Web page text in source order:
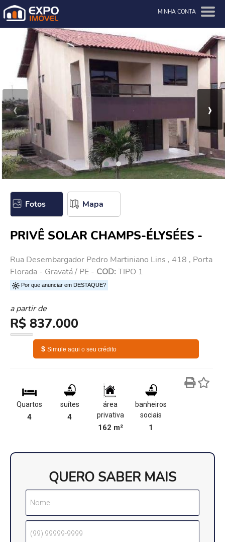
MINHA CONTA
‹ ›
Fotos Mapa
PRIVÊ SOLAR CHAMPS-ÉLYSÉES -
Rua Desembargador Pedro Martiniano Lins , 418 , Porta
Florada - Gravatá / PE - COD:TIPO 1
Por que anunciar em DESTAQUE?
a partir de
R$ 837.000
$Simule aqui o seu crédito
Quartos
4
suítes
4
área
privativa
162 m²
banheiros
sociais
1
QUERO SABER MAIS